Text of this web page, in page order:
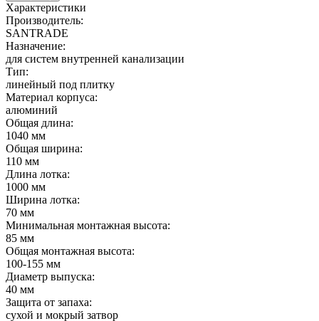
Характеристики
Производитель:
SANTRADE
Назначение:
для систем внутренней канализации
Тип:
линейный под плитку
Материал корпуса:
алюминий
Общая длина:
1040 мм
Общая ширина:
110 мм
Длина лотка:
1000 мм
Ширина лотка:
70 мм
Минимальная монтажная высота:
85 мм
Общая монтажная высота:
100-155 мм
Диаметр выпуска:
40 мм
Защита от запаха:
сухой и мокрый затвор